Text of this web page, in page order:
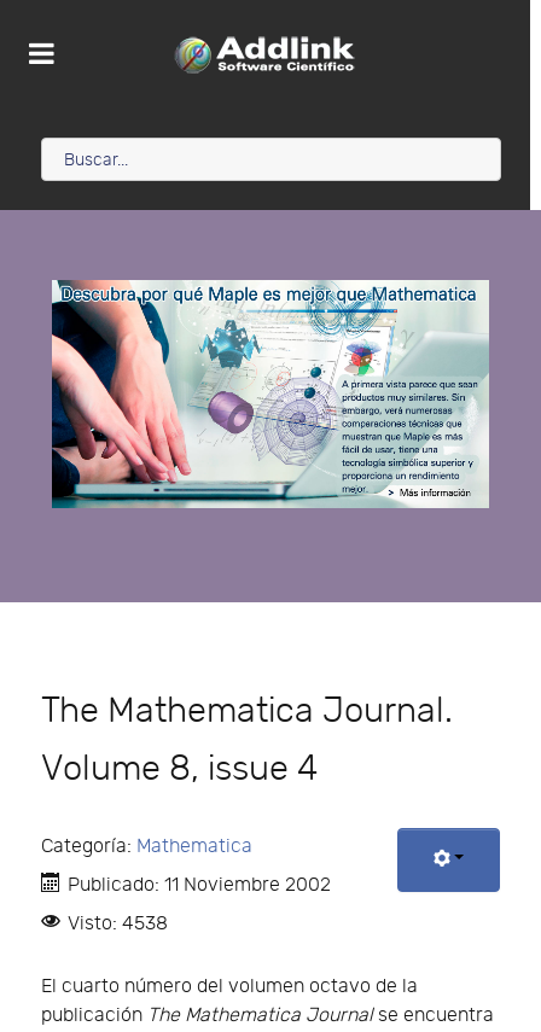
The Mathematica Journal.
Volume 8, issue 4
Categoría: Mathematica
Publicado: 11 Noviembre 2002
Visto: 4538
El cuarto número del volumen octavo de la
publicación The Mathematica Journalse encuentra